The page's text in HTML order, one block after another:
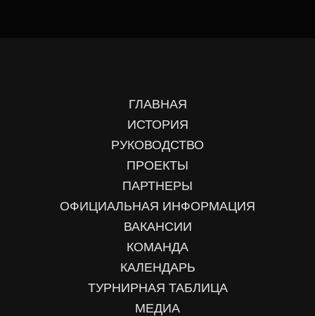
ГЛАВНАЯ
ИСТОРИЯ
РУКОВОДСТВО
ПРОЕКТЫ
ПАРТНЕРЫ
ОФИЦИАЛЬНАЯ ИНФОРМАЦИЯ
ВАКАНСИИ
КОМАНДА
КАЛЕНДАРЬ
ТУРНИРНАЯ ТАБЛИЦА
МЕДИА